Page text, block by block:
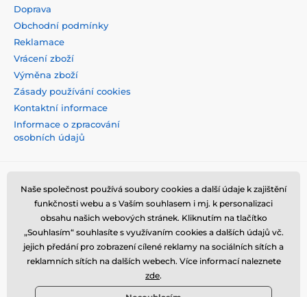
Doprava
Obchodní podmínky
Reklamace
Vrácení zboží
Výměna zboží
Zásady používání cookies
Kontaktní informace
Informace o zpracování
osobních údajů
Naše společnost používá soubory cookies a další údaje k zajištění
funkčnosti webu a s Vaším souhlasem i mj. k personalizaci
obsahu našich webových stránek. Kliknutím na tlačítko
„Souhlasím“ souhlasíte s využívaním cookies a dalších údajů vč.
jejich předání pro zobrazení cílené reklamy na sociálních sítích a
reklamních sítích na dalších webech. Více informací naleznete
zde.